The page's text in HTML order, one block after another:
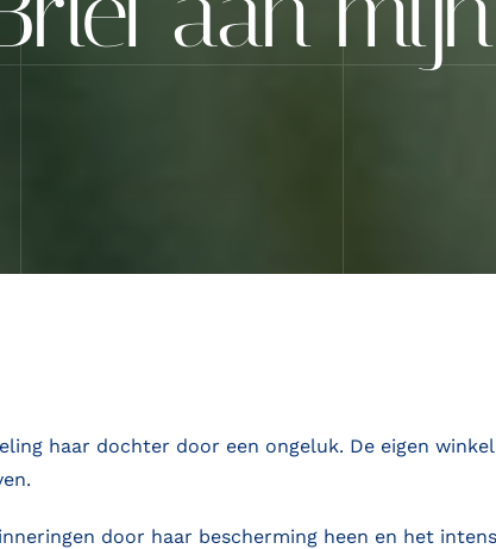
haar dochter door een ongeluk. De eigen
door haar bescherming heen en het